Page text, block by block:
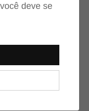
deve se